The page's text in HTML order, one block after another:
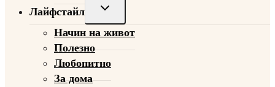
Лайфстайл
Toggle
child
menu
Начин на живот
Полезно
Любопитно
За дома